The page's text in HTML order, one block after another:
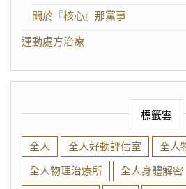
關於『核心』那黨事
運動處方治療
標籤雲
全人 全人好動評估室
全人
全人物理治療所
全人身體解密